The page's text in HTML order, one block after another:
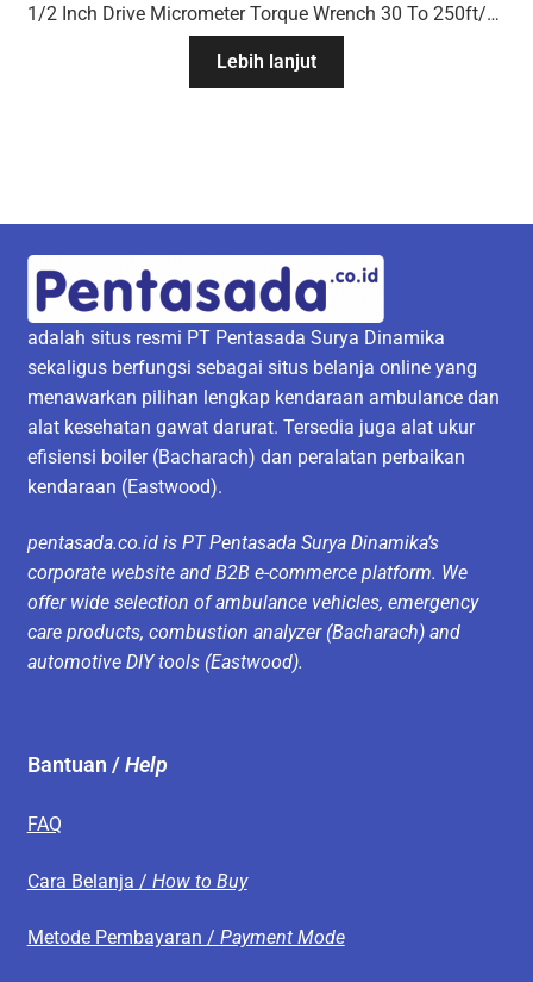
1/2 Inch Drive Micrometer Torque Wrench 30 To 250ft/Lb
Lebih lanjut
adalah situs resmi PT Pentasada Surya Dinamika
sekaligus berfungsi sebagai situs belanja online yang
menawarkan pilihan lengkap kendaraan ambulance dan
alat kesehatan gawat darurat. Tersedia juga alat ukur
efisiensi boiler (Bacharach) dan peralatan perbaikan
kendaraan (Eastwood).
pentasada.co.id is PT Pentasada Surya Dinamika’s
corporate website and B2B e-commerce platform. We
offer wide selection of ambulance vehicles, emergency
care products, combustion analyzer (Bacharach) and
automotive DIY tools (Eastwood).
Bantuan /Help
FAQ
Cara Belanja / How to Buy
Metode Pembayaran / Payment Mode